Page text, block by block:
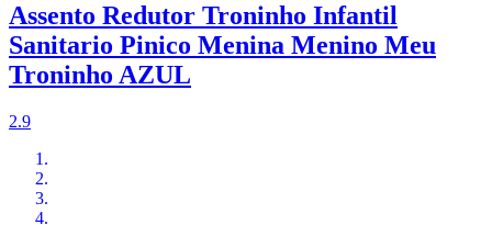
Assento Redutor Troninho Infantil
Sanitario Pinico Menina Menino Meu
Troninho AZUL
2.9